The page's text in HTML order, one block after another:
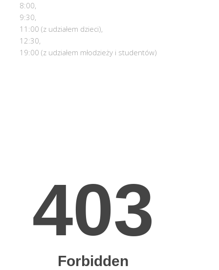
8:00,
9:30,
11:00 (z udziałem dzieci),
12:30,
19:00 (z udziałem młodzieży i studentów)